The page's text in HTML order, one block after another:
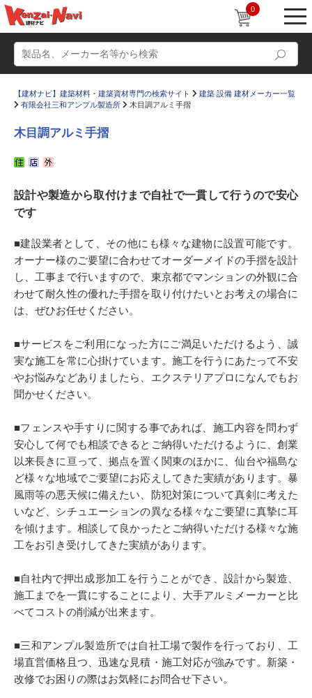
0
かたなび コラム
Q＆A 販売・施工代理店募集
お気に入り
【建材ナビ】建築材料・建築資材専門の検索サイト
建築 設備 建材メーカー一覧
有限会社三和アンプル製造所
木目調アルミ手摺
木目調アルミ手摺
設計や製造から取付けまで自社で一貫して行うので安心
です
■建設業者として、その他にも様々な建物に設置可能です。
オーナー様のご要望に合わせてオーダーメイドの手摺を設計
し、工事まで行いますので、東京都でマンションの外観に合
わせて耐久性の優れた手摺を取り付けたいとお考えの場合に
は、ぜひお任せください。
■サービスをご利用になった方にご満足いただけるよう、誠
実な施工を常に心掛けています。施工を行うにあたって不安
やお悩みなどありましたら、エクステリアプロになんでもお
聞かせください。
■フェンスや手すりに関する事であれば、施工内容を問わず
安心して何でも相談できるとご納得いただけるように、創業
以来長きに亘って、拠点を置く関東のほかに、仙台や福島な
ど様々な地域でご要望にお応えしてきた実績があります。暴
風雨等の悪天候に備えたい、防犯対策について真剣に考えた
いなど、シチュエーションの異なる様々なご要望に真摯に耳
を傾けます。相談して良かったとご納得いただける様々な施
工をお引き受けしてきた実績があります。
■自社内で押出成形加工を行うことができ、設計から製造、
施工までを一貫にすることにより、大手アルミメーカーと比
べてコストの削減が出来ます。
■三和アンプル製造所では自社工場で製作を行っており、工
場直営価格且つ、迅速な見積・施工対応が強みです。新築・
改修でお困りの際はお気軽にお問合せ下さい。